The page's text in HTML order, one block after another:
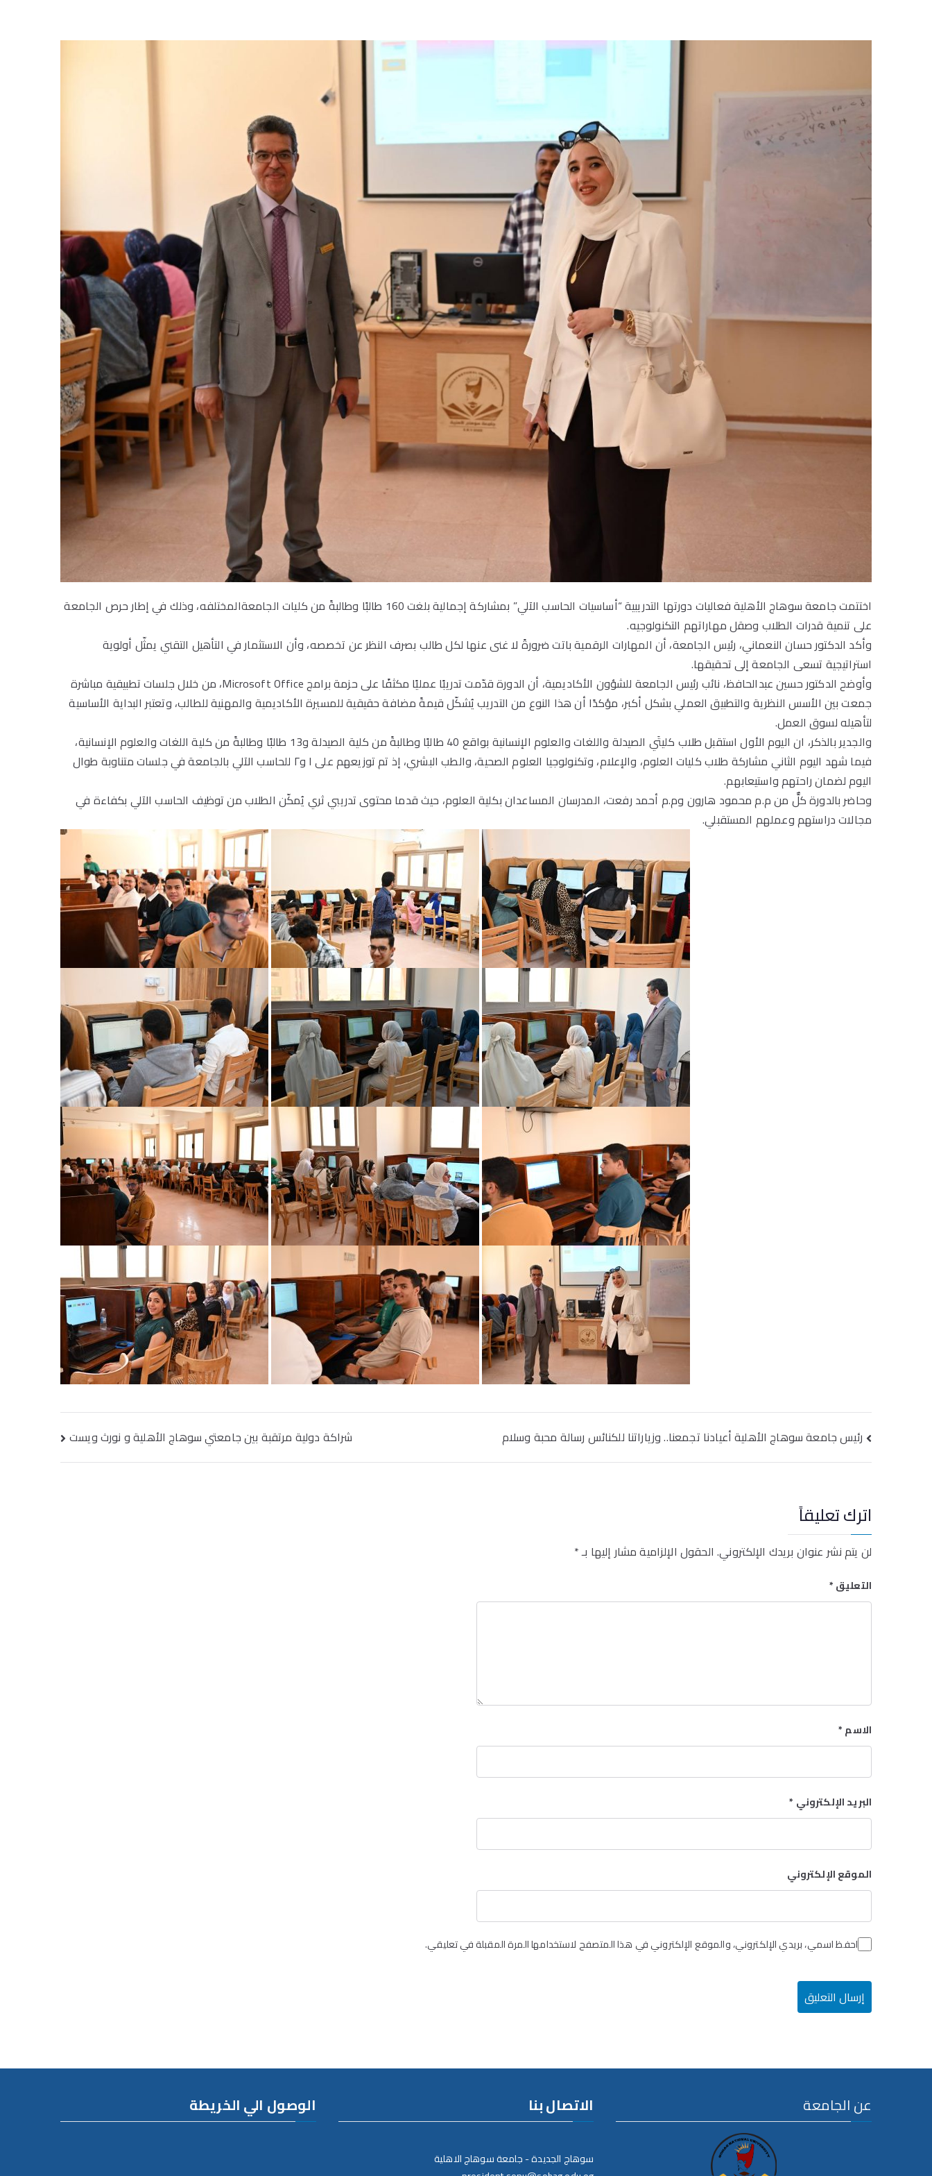
اختتمت جامعة سوهاج الأهلية فعاليات دورتها التدريبية “أساسيات الحاسب الآلي” بمشاركة إجمالية بلغت 160 طالبًا وطالبةً من كليات الجامعةالمختلفه، وذلك في إطار حرص الجامعة
على تنمية قدرات الطلاب وصقل مهاراتهم التكنولوجيه.
وأكد الدكتور حسان النعماني، رئيس الجامعة، أن المهارات الرقمية باتت ضرورةً لا غنى عنها لكل طالب بصرف النظر عن تخصصه، وأن الاستثمار في التأهيل التقني يمثّل أولوية
استراتيجية تسعى الجامعة إلى تحقيقها.
وأوضح الدكتور حسين عبدالحافظ، نائب رئيس الجامعة للشؤون الأكاديمية، أن الدورة قدّمت تدريبًا عمليًا مكثفًا على حزمة برامج Microsoft Office، من خلال جلسات تطبيقية مباشرة
جمعت بين الأسس النظرية والتطبيق العملي بشكل أكبر، مؤكدًا أن هذا النوع من التدريب يُشكّل قيمةً مضافة حقيقية للمسيرة الأكاديمية والمهنية للطالب، وتعتبر البداية الأساسية
لتأهيله لسوق العمل.
والجدير بالذكر، ان اليوم الأول استقبل طلاب كليتَي الصيدلة واللغات والعلوم الإنسانية بواقع 40 طالبًا وطالبةً من كلية الصيدلة و13 طالبًا وطالبةً من كلية اللغات والعلوم الإنسانية،
فيما شهد اليوم الثاني مشاركة طلاب كليات العلوم، والإعلام، وتكنولوجيا العلوم الصحية، والطب البشري، إذ تم توزيعهم على ١ و٢ للحاسب الآلي بالجامعة في جلسات متناوبة طوال
اليوم لضمان راحتهم واستيعابهم.
وحاضر بالدورة كلٌّ من م.م محمود هارون وم.م أحمد رفعت، المدرسان المساعدان بكلية العلوم، حيث قدما محتوى تدريبي ثري يُمكّن الطلاب من توظيف الحاسب الآلي بكفاءة في
مجالات دراستهم وعملهم المستقبلي.
تصفّح
المقالات
رئيس جامعة سوهاج الأهلية أعيادنا تجمعنا.. وزياراتنا للكنائس رسالة محبة وسلام شراكة دولية مرتقبة بين جامعتي سوهاج الأهلية و نورث ويست
اترك تعليقاً
لن يتم نشر عنوان بريدك الإلكتروني. الحقول الإلزامية مشار إليها بـ*
التعليق*
الاسم*
البريد الإلكتروني *
الموقع الإلكتروني
احفظ اسمي، بريدي الإلكتروني، والموقع الإلكتروني في هذا المتصفح لاستخدامها المرة المقبلة في تعليقي.
عن الجامعة الاتصال بنا
سوهاج الجديدة - جامعة سوهاج الاهلية
الوصول الي الخريطة